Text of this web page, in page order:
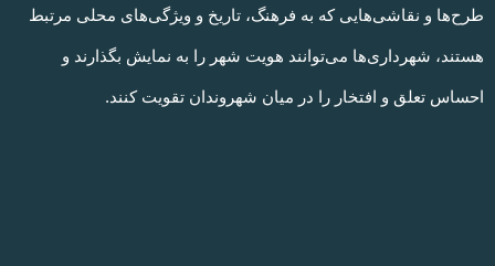
طرح‌ها و نقاشی‌هایی که به فرهنگ، تاریخ و ویژگی‌های محلی مرتبط
هستند، شهرداری‌ها می‌توانند هویت شهر را به نمایش بگذارند و
احساس تعلق و افتخار را در میان شهروندان تقویت کنند.